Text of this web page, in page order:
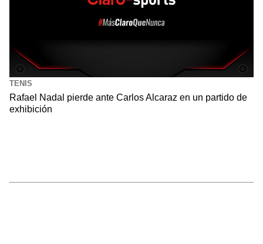
TENIS
Rafael Nadal pierde ante Carlos Alcaraz en un partido de
exhibición